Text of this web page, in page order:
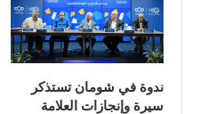
ندوة في شومان تستذكر
سيرة وإنجازات العلامة